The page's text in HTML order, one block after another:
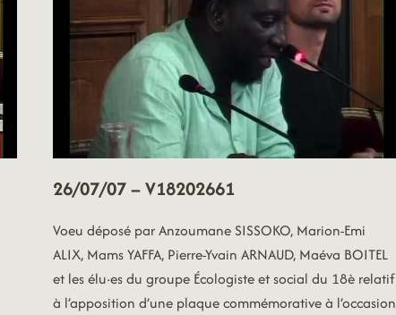
26/07/07 – V18202661
Voeu déposé par Anzoumane SISSOKO, Marion-Emi
ALIX, Mams YAFFA, Pierre-Yvain ARNAUD, Maéva BOITEL
et les élu·es du groupe Écologiste et social du 18è relatif
à l’apposition d’une plaque commémorative à l’occasion